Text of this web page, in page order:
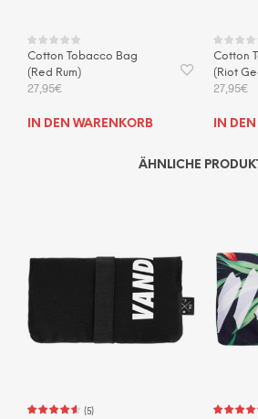
Cotton Tobacco Bag
(Red Rum)
27,95€
IN DEN WARENKORB
Cotton
(Riot
27,95€
IN
ÄHNLICHE
(5)